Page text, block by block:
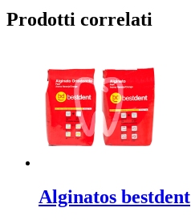
Prodotti correlati
Alginatos bestdent